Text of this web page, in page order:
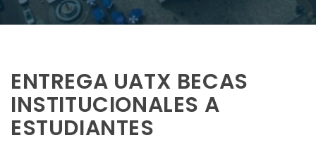
ENTREGA UATX BECAS
INSTITUCIONALES A
ESTUDIANTES